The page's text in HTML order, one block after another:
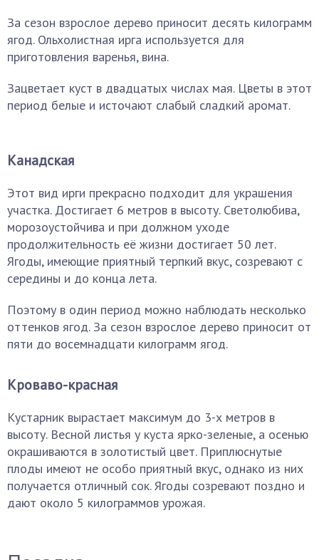
За сезон взрослое дерево приносит десять килограмм
ягод. Ольхолистная ирга используется для
приготовления варенья, вина.
Зацветает куст в двадцатых числах мая. Цветы в этот
период белые и источают слабый сладкий аромат.
Канадская
Этот вид ирги прекрасно подходит для украшения
участка. Достигает 6 метров в высоту. Светолюбива,
морозоустойчива и при должном уходе
продолжительность её жизни достигает 50 лет.
Ягоды, имеющие приятный терпкий вкус, созревают с
середины и до конца лета.
Поэтому в один период можно наблюдать несколько
оттенков ягод. За сезон взрослое дерево приносит от
пяти до восемнадцати килограмм ягод.
Кроваво-красная
Кустарник вырастает максимум до 3-х метров в
высоту. Весной листья у куста ярко-зеленые, а осенью
окрашиваются в золотистый цвет. Приплюснутые
плоды имеют не особо приятный вкус, однако из них
получается отличный сок. Ягоды созревают поздно и
дают около 5 килограммов урожая.